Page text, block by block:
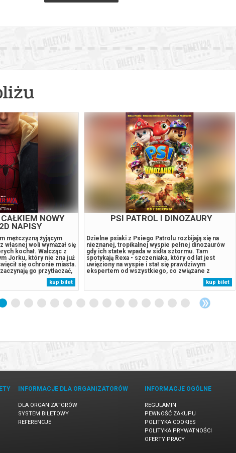
NOWY
NAPISY
mężczyzną żyjącym
woli wymazał się
kochał. Walcząc z
Jorku, który nie zna już
się ochronie miasta.
go przytłaczać,
fizyczną przemianę,
podczas gdy nowy,
kup bilet
PSI PATROL I DINOZAURY
Dzielne psiaki z Psiego Patrolu rozbijają się na
nieznanej, tropikalnej wyspie pełnej dinozaurów
gdy ich statek wpada w sidła sztormu. Tam
spotykają Rexa - szczeniaka, który od lat jest
uwięziony na wyspie i stał się prawdziwym
ekspertem od wszystkiego, co związane z
pradawnymi gadami. Sytuacja wymyka się spod
kontroli, gdy odwieczny rywal piesków, burmistrz
Humdinger, Zaczyna pozyskiwać surowce, by...
kup bilet
INFORMACJE DLA ORGANIZATORÓW
DLA ORGANIZATORÓW
SYSTEM BILETOWY
REFERENCJE
INFORMACJE OGÓLNE
REGULAMIN
PEWNOŚĆ ZAKUPU
POLITYKA COOKIES
POLITYKA PRYWATNOŚCI
OFERTY PRACY